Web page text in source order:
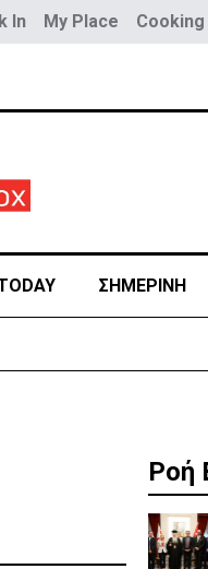
In My Place Cooking
ΣΗΜΕΡΙΝΗ
Ροή